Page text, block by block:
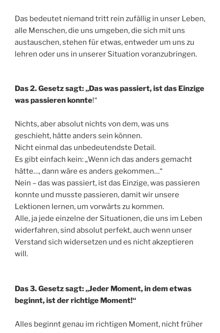
Das bedeutet niemand tritt rein zufällig in unser Leben,
alle Menschen, die uns umgeben, die sich mit uns
austauschen, stehen für etwas, entweder um uns zu
lehren oder uns in unserer Situation voranzubringen.
Das 2. Gesetz sagt: „Das was passiert, ist das Einzige
was passieren konnte!“
Nichts, aber absolut nichts von dem, was uns
geschieht, hätte anders sein können.
Nicht einmal das unbedeutendste Detail.
Es gibt einfach kein: „Wenn ich das anders gemacht
hätte…, dann wäre es anders gekommen…“
Nein – das was passiert, ist das Einzige, was passieren
konnte und musste passieren, damit wir unsere
Lektionen lernen, um vorwärts zu kommen.
Alle, ja jede einzelne der Situationen, die uns im Leben
widerfahren, sind absolut perfekt, auch wenn unser
Verstand sich widersetzen und es nicht akzeptieren
will.
Das 3. Gesetz sagt: „Jeder Moment, in dem etwas
beginnt, ist der richtige Moment!“
Alles beginnt genau im richtigen Moment, nicht früher